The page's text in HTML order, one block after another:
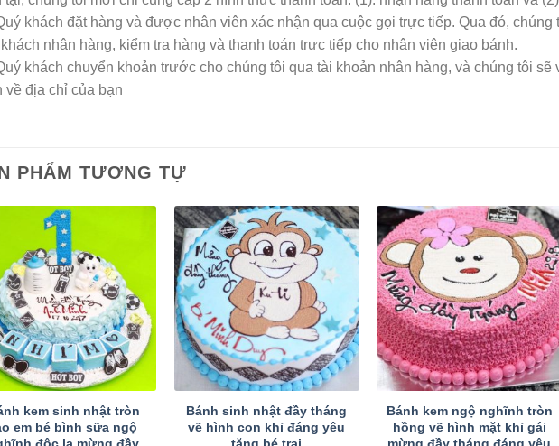
khách đặt hàng và được nhân viên xác nhận qua cuộc gọi trực tiếp. Qua đó, chúng
nhận hàng, kiểm tra hàng và thanh toán trực tiếp cho nhân viên giao bánh.
khách chuyển khoản trước cho chúng tôi qua tài khoản nhân hàng, và chúng tôi sẽ
về địa chỉ của bạn
PHẨM TƯƠNG TỰ
kem sinh nhật tròn
em bé bình sữa ngộ
Bánh sinh nhật đầy tháng
vẽ hình con khỉ đáng yêu
Bánh kem ngộ nghĩnh tròn
hồng vẽ hình mặt khỉ gái